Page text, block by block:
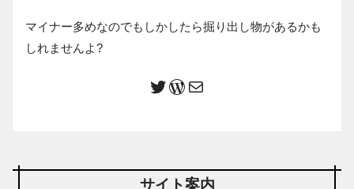
マイナー多めなのでもしかしたら掘り出し物があるかも
しれませんよ?
サイト案内